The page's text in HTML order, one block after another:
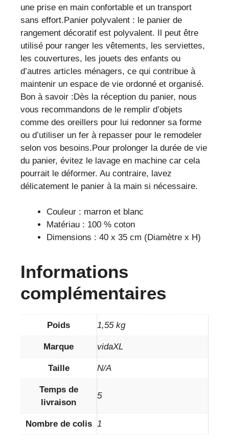
une prise en main confortable et un transport
sans effort.Panier polyvalent : le panier de
rangement décoratif est polyvalent. Il peut être
utilisé pour ranger les vêtements, les serviettes,
les couvertures, les jouets des enfants ou
d’autres articles ménagers, ce qui contribue à
maintenir un espace de vie ordonné et organisé.
Bon à savoir :Dès la réception du panier, nous
vous recommandons de le remplir d’objets
comme des oreillers pour lui redonner sa forme
ou d’utiliser un fer à repasser pour le remodeler
selon vos besoins.Pour prolonger la durée de vie
du panier, évitez le lavage en machine car cela
pourrait le déformer. Au contraire, lavez
délicatement le panier à la main si nécessaire.
Couleur : marron et blanc
Matériau : 100 % coton
Dimensions : 40 x 35 cm (Diamètre x H)
Informations
complémentaires
Poids 1,55 kg
Marque vidaXL
Taille N/A
Temps de
livraison
5
Nombre de colis 1